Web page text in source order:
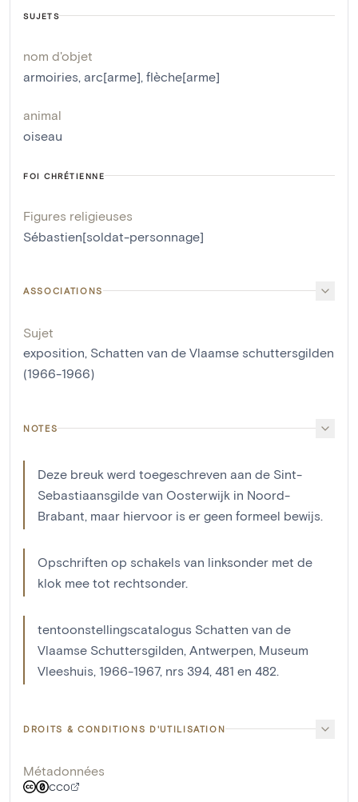
SUJETS
nom d'objet
armoiries, arc[arme], flèche[arme]
animal
oiseau
FOI CHRÉTIENNE
Figures religieuses
Sébastien[soldat-personnage]
ASSOCIATIONS
Sujet
exposition, Schatten van de Vlaamse schuttersgilden
(1966-1966)
NOTES
Deze breuk werd toegeschreven aan de Sint-
Sebastiaansgilde van Oosterwijk in Noord-
Brabant, maar hiervoor is er geen formeel bewijs.
Opschriften op schakels van linksonder met de
klok mee tot rechtsonder.
tentoonstellingscatalogus Schatten van de
Vlaamse Schuttersgilden, Antwerpen, Museum
Vleeshuis, 1966-1967, nrs 394, 481 en 482.
DROITS & CONDITIONS D'UTILISATION
Métadonnées
CC0